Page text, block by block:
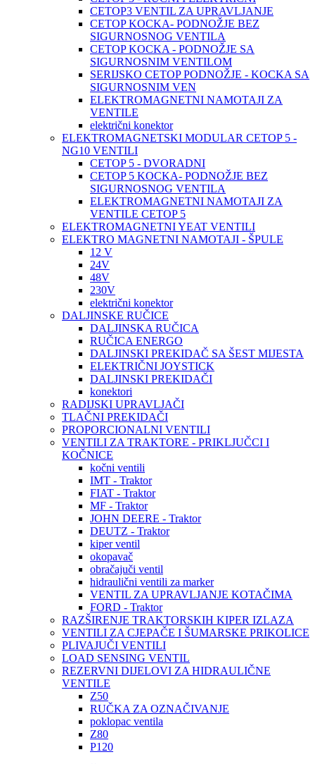
CETOP3 VENTIL ZA UPRAVLJANJE
CETOP KOCKA- PODNOŽJE BEZ
SIGURNOSNOG VENTILA
CETOP KOCKA - PODNOŽJE SA
SIGURNOSNIM VENTILOM
SERIJSKO CETOP PODNOŽJE - KOCKA SA
SIGURNOSNIM VEN
ELEKTROMAGNETNI NAMOTAJI ZA
VENTILE
električni konektor
ELEKTROMAGNETSKI MODULAR CETOP 5 -
NG10 VENTILI
CETOP 5 - DVORADNI
CETOP 5 KOCKA- PODNOŽJE BEZ
SIGURNOSNOG VENTILA
ELEKTROMAGNETNI NAMOTAJI ZA
VENTILE CETOP 5
ELEKTROMAGNETNI YEAT VENTILI
ELEKTRO MAGNETNI NAMOTAJI - ŠPULE
12 V
24V
48V
230V
električni konektor
DALJINSKE RUČICE
DALJINSKA RUČICA
RUČICA ENERGO
DALJINSKI PREKIDAČ SA ŠEST MIJESTA
ELEKTRIČNI JOYSTICK
DALJINSKI PREKIDAČI
konektori
RADIJSKI UPRAVLJAČI
TLAČNI PREKIDAČI
PROPORCIONALNI VENTILI
VENTILI ZA TRAKTORE - PRIKLJUČCI I
KOČNICE
kočni ventili
IMT - Traktor
FIAT - Traktor
MF - Traktor
JOHN DEERE - Traktor
DEUTZ - Traktor
kiper ventil
okopavač
obračajuči ventil
hidraulični ventili za marker
VENTIL ZA UPRAVLJANJE KOTAČIMA
FORD - Traktor
RAZŠIRENJE TRAKTORSKIH KIPER IZLAZA
VENTILI ZA CJEPAČE I ŠUMARSKE PRIKOLICE
PLIVAJUČI VENTILI
LOAD SENSING VENTIL
REZERVNI DIJELOVI ZA HIDRAULIČNE
VENTILE
Z50
RUČKA ZA OZNAČIVANJE
poklopac ventila
Z80
P120